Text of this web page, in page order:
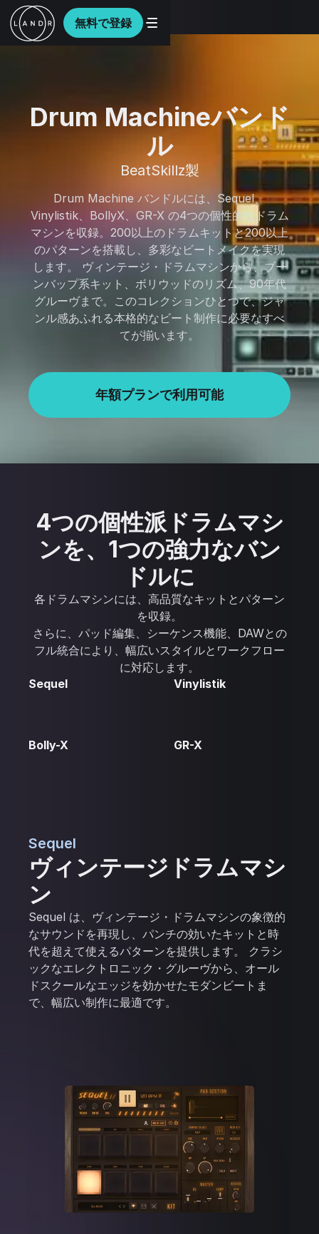
無料で登録
Drum Machineバンド
ル
BeatSkillz製
Drum Machine バンドルには、Sequel、
Vinylistik、BollyX、GR-X の4つの個性的なドラム
マシンを収録。200以上のドラムキットと200以上
のパターンを搭載し、多彩なビートメイクを実現
します。 ヴィンテージ・ドラムマシンから、ブー
ンバップ系キット、ボリウッドのリズム、90年代
グルーヴまで。このコレクションひとつで、ジャ
ンル感あふれる本格的なビート制作に必要なすべ
てが揃います。
年額プランで利用可能
4つの個性派ドラムマシ
ンを、1つの強力なバン
ドルに
各ドラムマシンには、高品質なキットとパターン
を収録。
さらに、パッド編集、シーケンス機能、DAWとの
フル統合により、幅広いスタイルとワークフロー
に対応します。
Sequel
Vinylistik
Bolly-X GR-X
Sequel
ヴィンテージドラムマシ
ン
Sequel は、ヴィンテージ・ドラムマシンの象徴的
なサウンドを再現し、パンチの効いたキットと時
代を超えて使えるパターンを提供します。 クラシ
ックなエレクトロニック・グルーヴから、オール
ドスクールなエッジを効かせたモダンビートま
で、幅広い制作に最適です。